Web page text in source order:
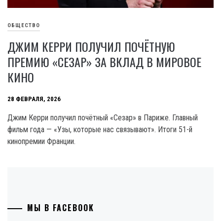
ОБЩЕСТВО
ДЖИМ КЕРРИ ПОЛУЧИЛ ПОЧЁТНУЮ
ПРЕМИЮ «СЕЗАР» ЗА ВКЛАД В МИРОВОЕ
КИНО
28 ФЕВРАЛЯ, 2026
Джим Керри получил почётный «Сезар» в Париже. Главный
фильм года — «Узы, которые нас связывают». Итоги 51-й
кинопремии Франции.
МЫ В FACEBOOK